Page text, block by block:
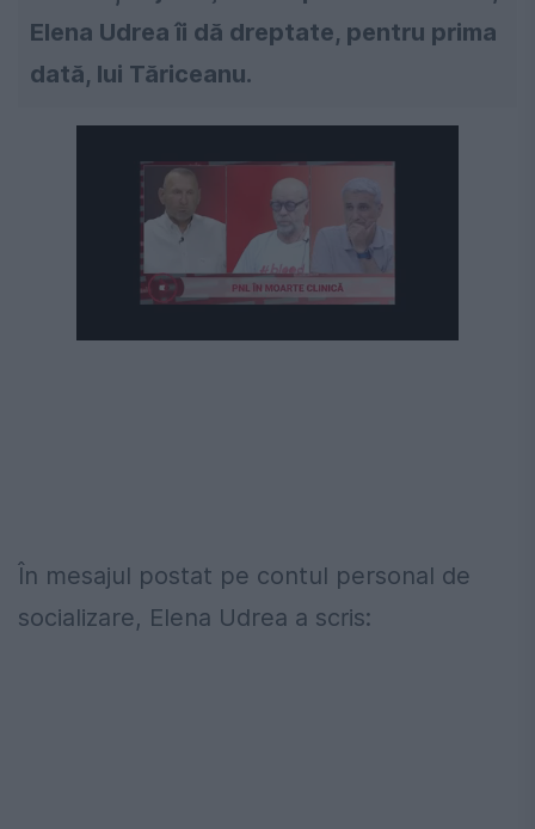
Elena Udrea îi dă dreptate, pentru prima
dată, lui Tăriceanu.
În mesajul postat pe contul personal de
socializare, Elena Udrea a scris: